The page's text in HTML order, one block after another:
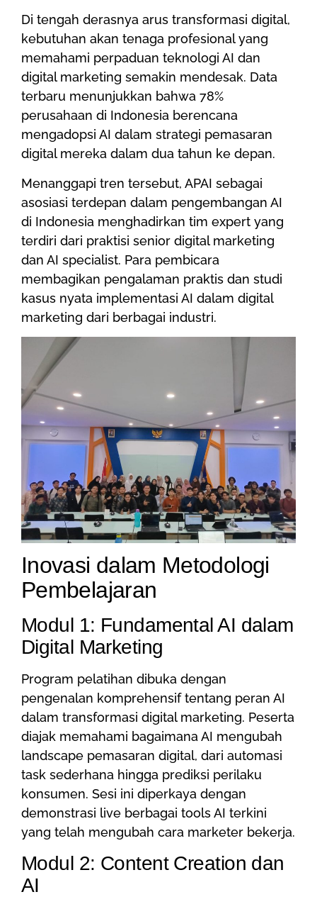
Di tengah derasnya arus transformasi digital,
kebutuhan akan tenaga profesional yang
memahami perpaduan teknologi AI dan
digital marketing semakin mendesak. Data
terbaru menunjukkan bahwa 78%
perusahaan di Indonesia berencana
mengadopsi AI dalam strategi pemasaran
digital mereka dalam dua tahun ke depan.
Menanggapi tren tersebut, APAI sebagai
asosiasi terdepan dalam pengembangan AI
di Indonesia menghadirkan tim expert yang
terdiri dari praktisi senior digital marketing
dan AI specialist. Para pembicara
membagikan pengalaman praktis dan studi
kasus nyata implementasi AI dalam digital
marketing dari berbagai industri.
Inovasi dalam Metodologi
Pembelajaran
Modul 1: Fundamental AI dalam
Digital Marketing
Program pelatihan dibuka dengan
pengenalan komprehensif tentang peran AI
dalam transformasi digital marketing. Peserta
diajak memahami bagaimana AI mengubah
landscape pemasaran digital, dari automasi
task sederhana hingga prediksi perilaku
konsumen. Sesi ini diperkaya dengan
demonstrasi live berbagai tools AI terkini
yang telah mengubah cara marketer bekerja.
Modul 2: Content Creation dan
AI